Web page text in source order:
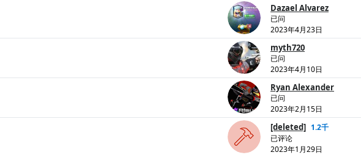
Dazael Alvarez
已问
2023年4月23日
myth720
已问
2023年4月10日
Ryan Alexander
已问
2023年2月15日
[deleted] 1.2千
已评论
2023年1月29日